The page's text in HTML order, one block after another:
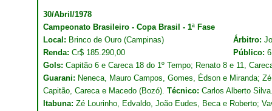
30/Abril/1978
Campeonato Brasileiro - Copa Brasil - 1ª Fase
Local: Brinco de Ouro (Campinas) Árbitro:
Renda: Cr$ 185.290,00 Público:
Gols: Capitão 6 e Careca 18 do 1º Tempo; Renato 8 e 11,
Guarani: Neneca, Mauro Campos, Gomes, Édson e Miranda;
Capitão, Careca e Macedo (Bozó). Técnico: Carlos Alberto
Itabuna: Zé Lourinho, Edvaldo, João Eudes, Beca e Roberto;